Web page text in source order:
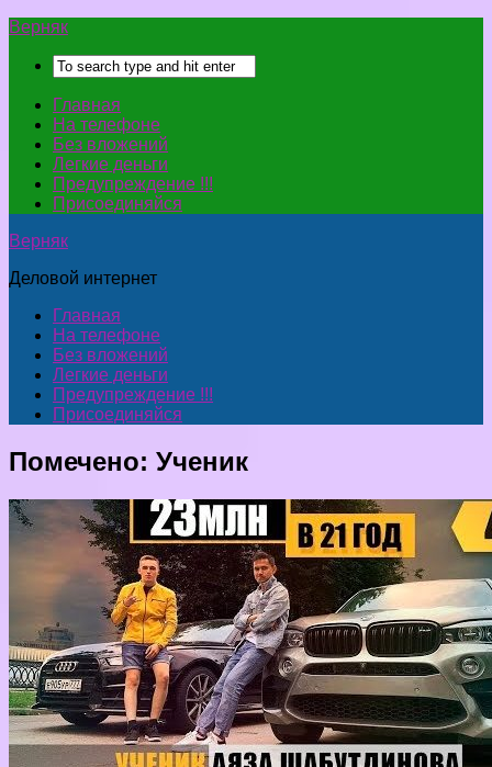
Верняк
Главная
На телефоне
Без вложений
Легкие деньги
Предупреждение !!!
Присоединяйся
Верняк
Деловой интернет
Главная
На телефоне
Без вложений
Легкие деньги
Предупреждение !!!
Присоединяйся
Помечено: Ученик